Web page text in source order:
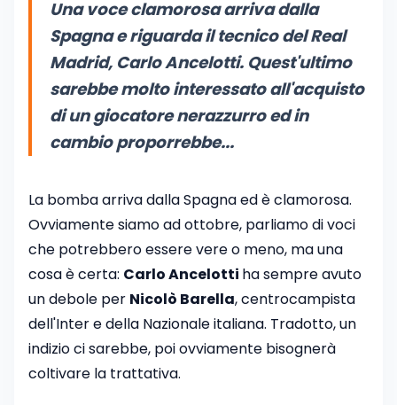
Una voce clamorosa arriva dalla
Spagna e riguarda il tecnico del Real
Madrid, Carlo Ancelotti. Quest'ultimo
sarebbe molto interessato all'acquisto
di un giocatore nerazzurro ed in
cambio proporrebbe...
La bomba arriva dalla Spagna ed è clamorosa.
Ovviamente siamo ad ottobre, parliamo di voci
che potrebbero essere vere o meno, ma una
cosa è certa: Carlo Ancelotti ha sempre avuto
un debole per Nicolò Barella, centrocampista
dell'Inter e della Nazionale italiana. Tradotto, un
indizio ci sarebbe, poi ovviamente bisognerà
coltivare la trattativa.